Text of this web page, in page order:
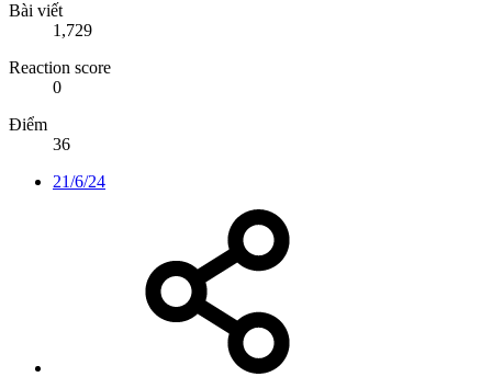
Bài viết
1,729
Reaction score
0
Điểm
36
21/6/24